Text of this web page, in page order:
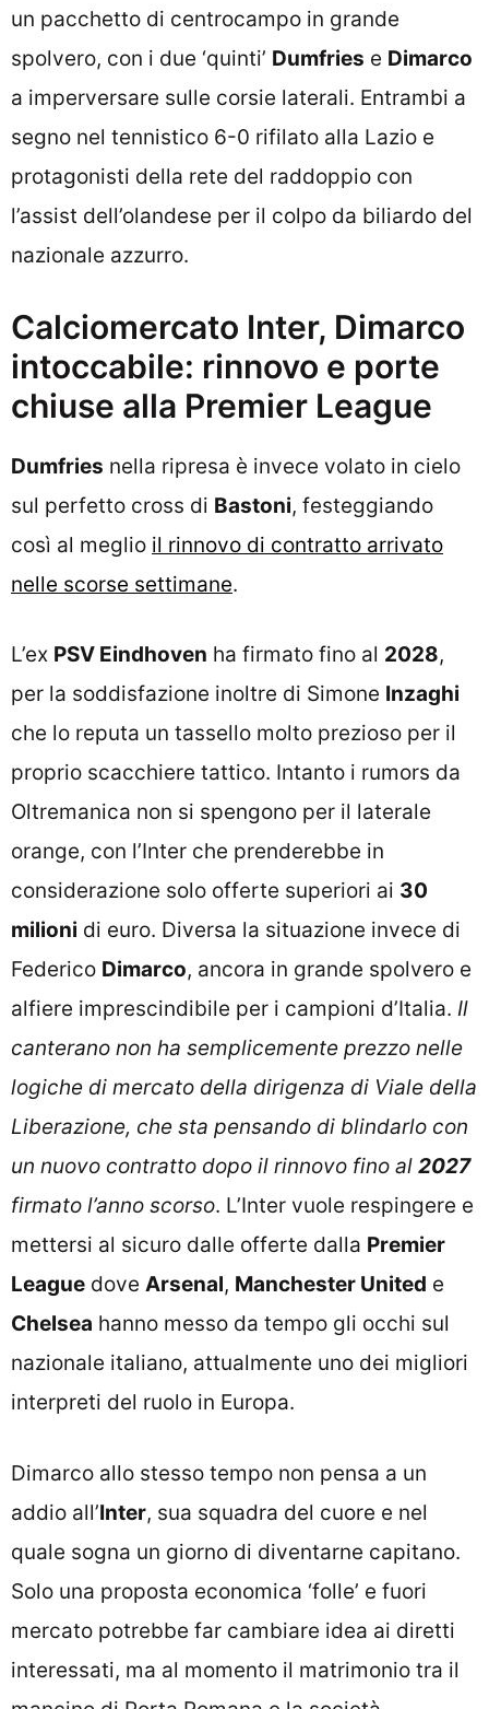
un pacchetto di centrocampo in grande
spolvero, con i due ‘quinti’ Dumfries e Dimarco
a imperversare sulle corsie laterali. Entrambi a
segno nel tennistico 6-0 rifilato alla Lazio e
protagonisti della rete del raddoppio con
l’assist dell’olandese per il colpo da biliardo del
nazionale azzurro.
Calciomercato Inter, Dimarco
intoccabile: rinnovo e porte
chiuse alla Premier League
Dumfries nella ripresa è invece volato in cielo
sul perfetto cross di Bastoni, festeggiando
così al meglio il rinnovo di contratto arrivato
nelle scorse settimane.
L’ex PSV Eindhoven ha firmato fino al 2028,
per la soddisfazione inoltre di Simone Inzaghi
che lo reputa un tassello molto prezioso per il
proprio scacchiere tattico. Intanto i rumors da
Oltremanica non si spengono per il laterale
orange, con l’Inter che prenderebbe in
considerazione solo offerte superiori ai 30
milioni di euro. Diversa la situazione invece di
Federico Dimarco, ancora in grande spolvero e
alfiere imprescindibile per i campioni d’Italia. Il
canterano non ha semplicemente prezzo nelle
logiche di mercato della dirigenza di Viale della
Liberazione, che sta pensando di blindarlo con
un nuovo contratto dopo il rinnovo fino al 2027
firmato l’anno scorso. L’Inter vuole respingere e
mettersi al sicuro dalle offerte dalla Premier
League dove Arsenal, Manchester United e
Chelsea hanno messo da tempo gli occhi sul
nazionale italiano, attualmente uno dei migliori
interpreti del ruolo in Europa.
Dimarco allo stesso tempo non pensa a un
addio all’Inter, sua squadra del cuore e nel
quale sogna un giorno di diventarne capitano.
Solo una proposta economica ‘folle’ e fuori
mercato potrebbe far cambiare idea ai diretti
interessati, ma al momento il matrimonio tra il